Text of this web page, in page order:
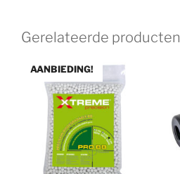
Gerelateerde producten
AANBIEDING!